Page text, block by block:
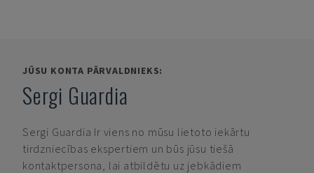
JŪSU KONTA PĀRVALDNIEKS:
Sergi Guardia
Sergi Guardia Ir viens no mūsu lietoto iekārtu
tirdzniecības ekspertiem un būs jūsu tiešā
kontaktpersona, lai atbildētu uz jebkādiem